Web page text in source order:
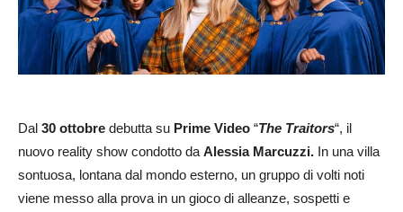
Dal 30 ottobre debutta su Prime Video “The Traitors“, il
nuovo reality show condotto da Alessia Marcuzzi. In una villa
sontuosa, lontana dal mondo esterno, un gruppo di volti noti
viene messo alla prova in un gioco di alleanze, sospetti e